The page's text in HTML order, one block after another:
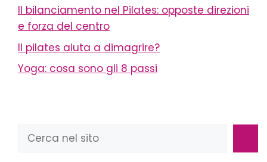
Il bilanciamento nel Pilates: opposte direzioni
e forza del centro
Il pilates aiuta a dimagrire?
Yoga: cosa sono gli 8 passi
Cerca